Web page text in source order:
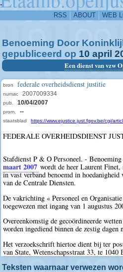
-
RSS ABOUT WEB
Benoeming Door
gepubliceerd op 10 april
Een dienst van vzw
bron federale overheidsdienst justitie
numac 2007009334
pub. 10/04/2007
prom. --
staatsblad https://www.ejustice.just.fgov.be/cgi/
FEDERALE OVERHEIDSDIENST
Stafdienst P & O Personeel. -
maart 2007 wordt de heer Laurent
in vast verband benoemd in hoedanigheid
van de Centrale Diensten.
De vakrichting « Personeel en
toegewezen met ingang van 1 augustus
Overeenkomstig de gecoördineerde
worden ingediend binnen de zestig dagen
Het verzoekschrift hiertoe dient bij ter
van State, Wetenschapsstraat 33, te 1040
Teksten waarnaar verwezen